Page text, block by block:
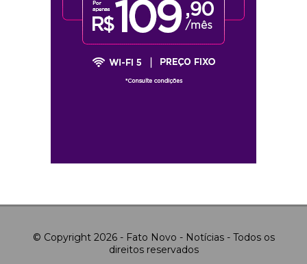
© Copyright 2026 - Fato Novo - Notícias - Todos os
direitos reservados